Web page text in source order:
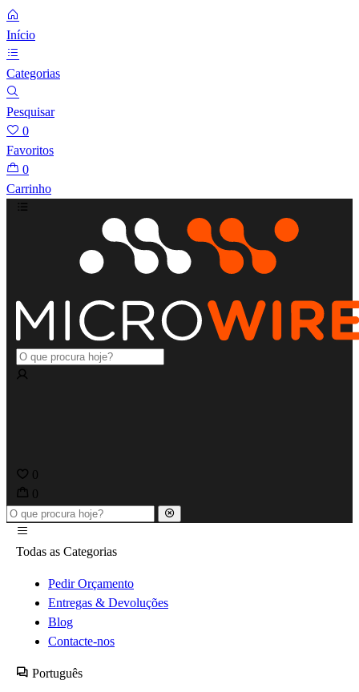
Início
Categorias
Pesquisar
0
Favoritos
0
Carrinho
0
0
Todas as Categorias
Pedir Orçamento
Entregas & Devoluções
Blog
Contacte-nos
Português